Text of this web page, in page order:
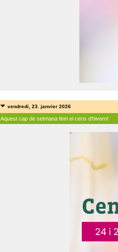
vendredi, 23. janvier 2026
Aquest cap de setmana fem el cens d'hivern!